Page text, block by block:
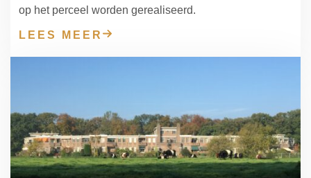
op het perceel worden gerealiseerd.
LEES MEER